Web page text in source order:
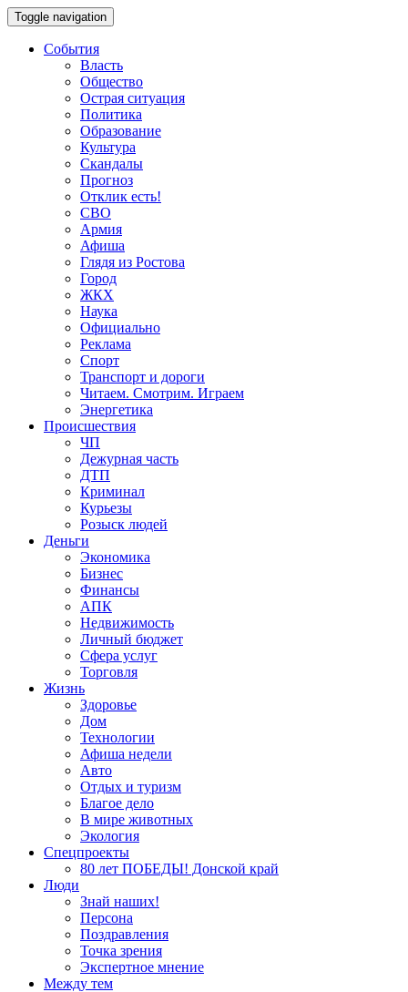
Toggle navigation
События
Власть
Общество
Острая ситуация
Политика
Образование
Культура
Скандалы
Прогноз
Отклик есть!
СВО
Армия
Афиша
Глядя из Ростова
Город
ЖКХ
Наука
Официально
Реклама
Спорт
Транспорт и дороги
Читаем. Смотрим. Играем
Энергетика
Происшествия
ЧП
Дежурная часть
ДТП
Криминал
Курьезы
Розыск людей
Деньги
Экономика
Бизнес
Финансы
АПК
Недвижимость
Личный бюджет
Сфера услуг
Торговля
Жизнь
Здоровье
Дом
Технологии
Афиша недели
Авто
Отдых и туризм
Благое дело
В мире животных
Экология
Спецпроекты
80 лет ПОБЕДЫ! Донской край
Люди
Знай наших!
Персона
Поздравления
Точка зрения
Экспертное мнение
Между тем